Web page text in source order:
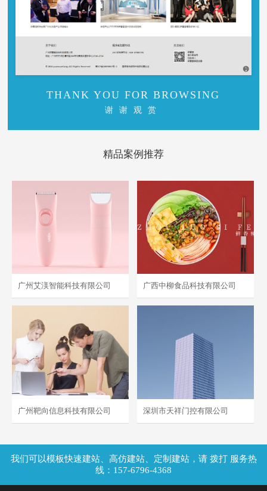
THANK YOU FOR BROWSING
谢谢观赏
精品案例推荐
- 电子、护理 -
响应式
广州艾渼智能科技有限公司
- 餐饮、美食 -
电脑版 手机版
广西中柳食品科技有限公司
- 营销、品牌 -
广州靶向信息科技有限公司
- 自动、门控 -
深圳市天祥门控有限公司
拨打 服务热
线：157-6796-4368